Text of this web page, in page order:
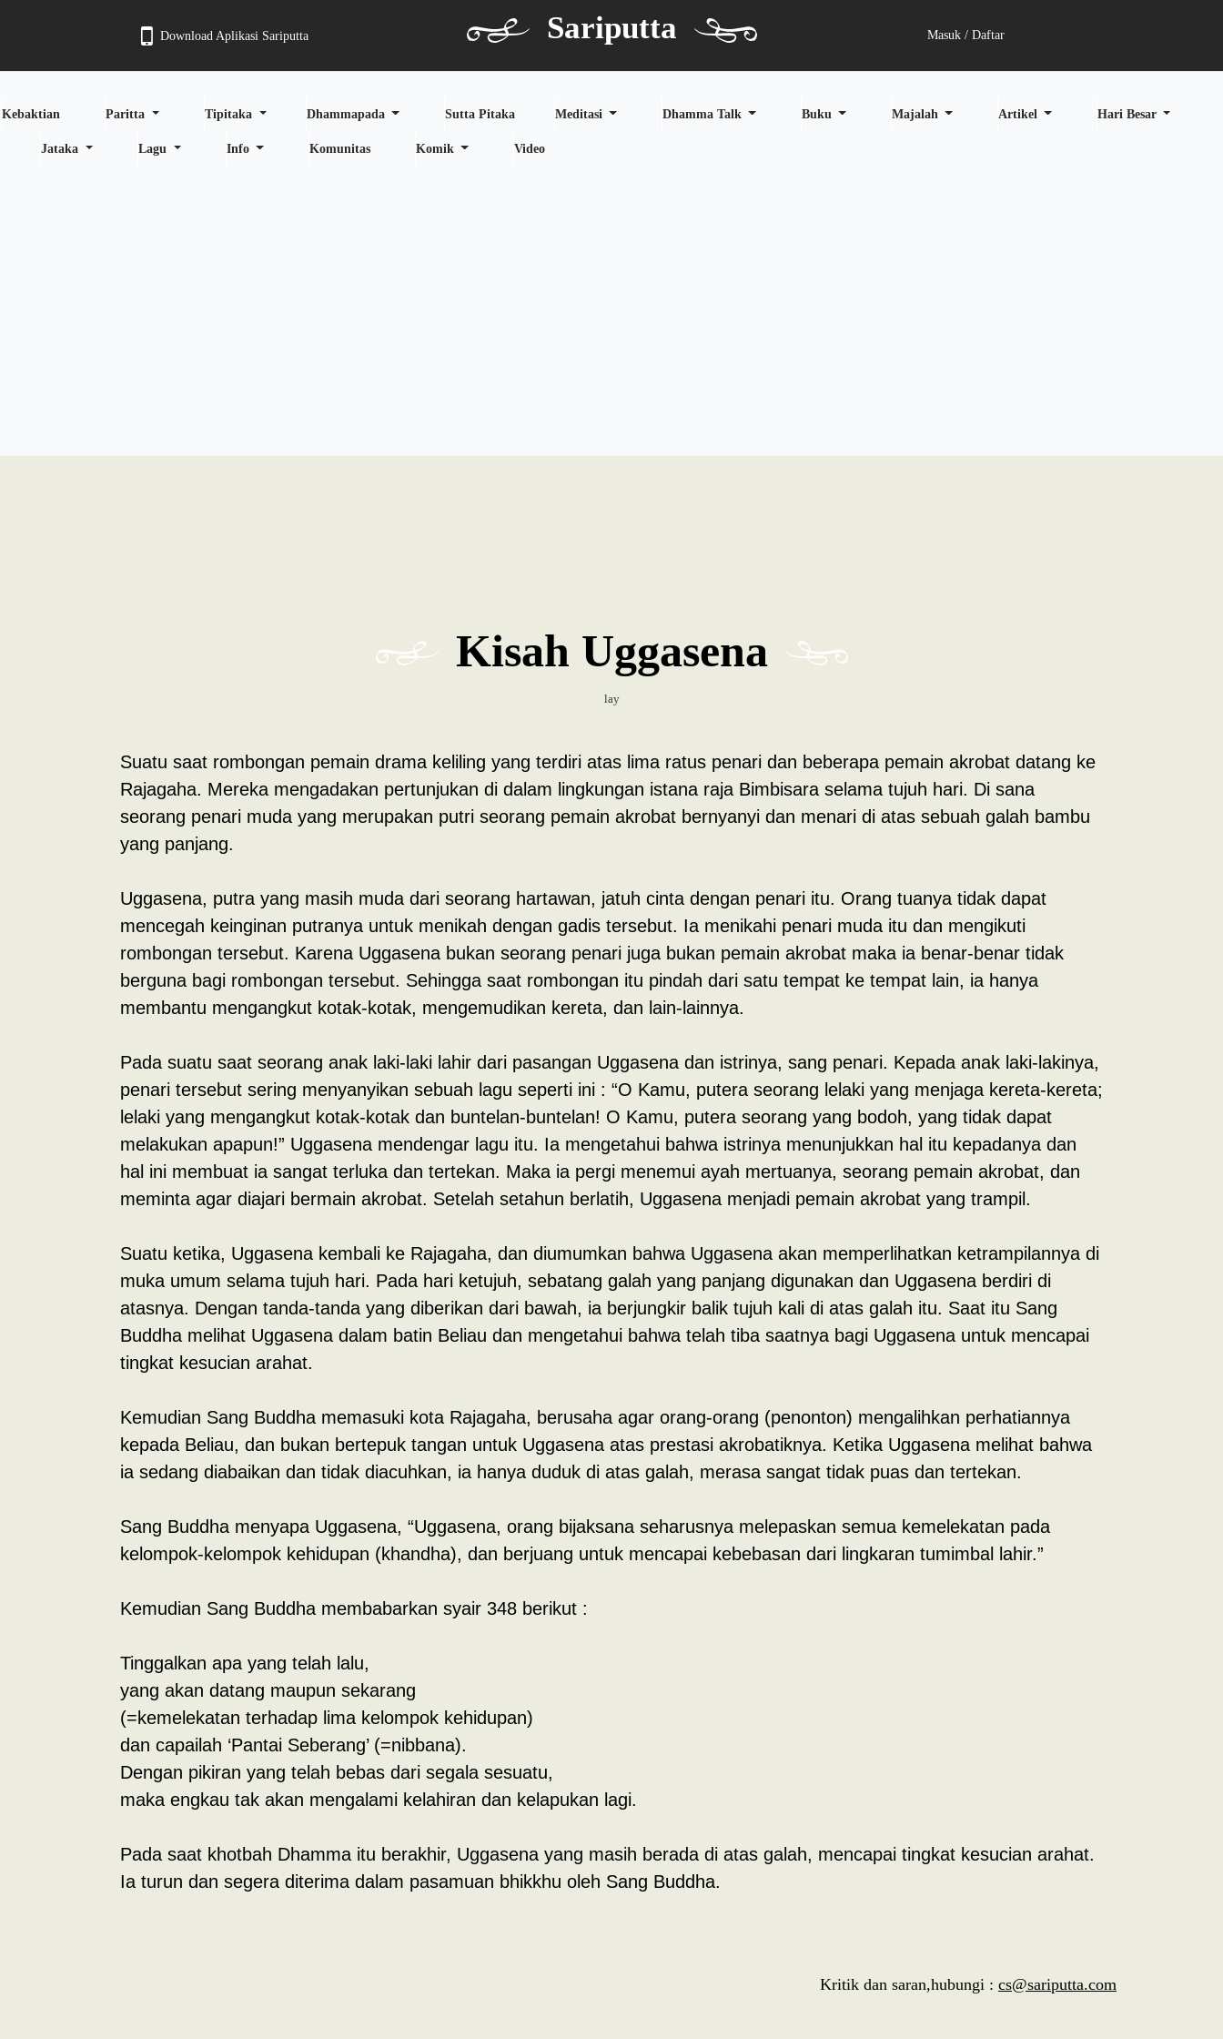
Download Aplikasi Sariputta Sariputta Masuk / Daftar
Kebaktian Paritta Tipitaka Dhammapada Sutta Pitaka Meditasi Dhamma Talk Buku Majalah Artikel Hari Besar
Jataka Lagu Info Komunitas Komik Video
Kisah Uggasena
lay
Suatu saat rombongan pemain drama keliling yang terdiri atas lima ratus penari dan beberapa pemain akrobat datang ke
Rajagaha. Mereka mengadakan pertunjukan di dalam lingkungan istana raja Bimbisara selama tujuh hari. Di sana
seorang penari muda yang merupakan putri seorang pemain akrobat bernyanyi dan menari di atas sebuah galah bambu
yang panjang.
Uggasena, putra yang masih muda dari seorang hartawan, jatuh cinta dengan penari itu. Orang tuanya tidak dapat
mencegah keinginan putranya untuk menikah dengan gadis tersebut. Ia menikahi penari muda itu dan mengikuti
rombongan tersebut. Karena Uggasena bukan seorang penari juga bukan pemain akrobat maka ia benar-benar tidak
berguna bagi rombongan tersebut. Sehingga saat rombongan itu pindah dari satu tempat ke tempat lain, ia hanya
membantu mengangkut kotak-kotak, mengemudikan kereta, dan lain-lainnya.
Pada suatu saat seorang anak laki-laki lahir dari pasangan Uggasena dan istrinya, sang penari. Kepada anak laki-lakinya,
penari tersebut sering menyanyikan sebuah lagu seperti ini : “O Kamu, putera seorang lelaki yang menjaga kereta-kereta;
lelaki yang mengangkut kotak-kotak dan buntelan-buntelan! O Kamu, putera seorang yang bodoh, yang tidak dapat
melakukan apapun!” Uggasena mendengar lagu itu. Ia mengetahui bahwa istrinya menunjukkan hal itu kepadanya dan
hal ini membuat ia sangat terluka dan tertekan. Maka ia pergi menemui ayah mertuanya, seorang pemain akrobat, dan
meminta agar diajari bermain akrobat. Setelah setahun berlatih, Uggasena menjadi pemain akrobat yang trampil.
Suatu ketika, Uggasena kembali ke Rajagaha, dan diumumkan bahwa Uggasena akan memperlihatkan ketrampilannya di
muka umum selama tujuh hari. Pada hari ketujuh, sebatang galah yang panjang digunakan dan Uggasena berdiri di
atasnya. Dengan tanda-tanda yang diberikan dari bawah, ia berjungkir balik tujuh kali di atas galah itu. Saat itu Sang
Buddha melihat Uggasena dalam batin Beliau dan mengetahui bahwa telah tiba saatnya bagi Uggasena untuk mencapai
tingkat kesucian arahat.
Kemudian Sang Buddha memasuki kota Rajagaha, berusaha agar orang-orang (penonton) mengalihkan perhatiannya
kepada Beliau, dan bukan bertepuk tangan untuk Uggasena atas prestasi akrobatiknya. Ketika Uggasena melihat bahwa
ia sedang diabaikan dan tidak diacuhkan, ia hanya duduk di atas galah, merasa sangat tidak puas dan tertekan.
Sang Buddha menyapa Uggasena, “Uggasena, orang bijaksana seharusnya melepaskan semua kemelekatan pada
kelompok-kelompok kehidupan (khandha), dan berjuang untuk mencapai kebebasan dari lingkaran tumimbal lahir.”
Kemudian Sang Buddha membabarkan syair 348 berikut :
Tinggalkan apa yang telah lalu,
yang akan datang maupun sekarang
(=kemelekatan terhadap lima kelompok kehidupan)
dan capailah ‘Pantai Seberang’ (=nibbana).
Dengan pikiran yang telah bebas dari segala sesuatu,
maka engkau tak akan mengalami kelahiran dan kelapukan lagi.
Pada saat khotbah Dhamma itu berakhir, Uggasena yang masih berada di atas galah, mencapai tingkat kesucian arahat.
Ia turun dan segera diterima dalam pasamuan bhikkhu oleh Sang Buddha.
Kritik dan saran,hubungi : cs@sariputta.com